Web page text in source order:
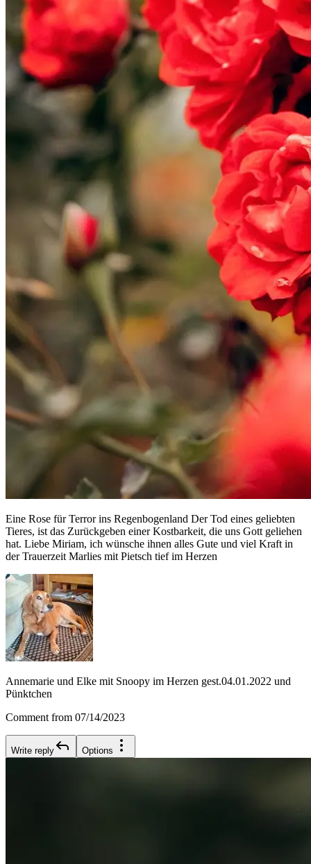
Eine Rose für Terror ins Regenbogenland Der Tod eines geliebten
Tieres, ist das Zurückgeben einer Kostbarkeit, die uns Gott geliehen
hat. Liebe Miriam, ich wünsche ihnen alles Gute und viel Kraft in
der Trauerzeit Marlies mit Pietsch tief im Herzen
Annemarie und Elke mit Snoopy im Herzen gest.04.01.2022 und
Pünktchen
Comment from 07/14/2023
Write reply Options